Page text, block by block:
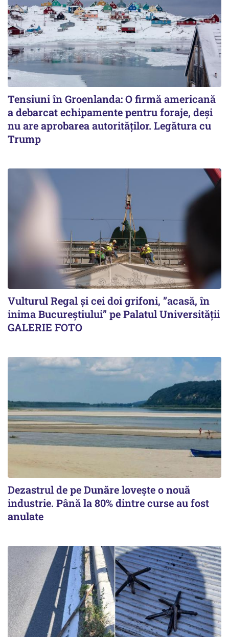
Tensiuni în Groenlanda: O firmă americană
a debarcat echipamente pentru foraje, deși
nu are aprobarea autorităților. Legătura cu
Trump
Vulturul Regal și cei doi grifoni, ”acasă, în
inima Bucureștiului” pe Palatul Universității
GALERIE FOTO
Dezastrul de pe Dunăre lovește o nouă
industrie. Până la 80% dintre curse au fost
anulate